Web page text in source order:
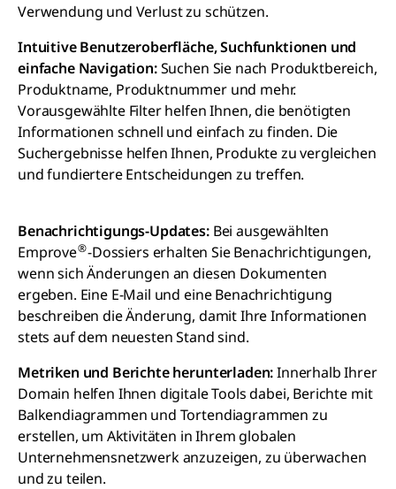
Verwendung und Verlust zu schützen.
Intuitive Benutzeroberfläche, Suchfunktionen und
einfache Navigation:Suchen Sie nach Produktbereich,
Produktname, Produktnummer und mehr.
Vorausgewählte Filter helfen Ihnen, die benötigten
Informationen schnell und einfach zu finden. Die
Suchergebnisse helfen Ihnen, Produkte zu vergleichen
und fundiertere Entscheidungen zu treffen.
Benachrichtigungs-Updates:Bei ausgewählten
Emprove®-Dossiers erhalten Sie Benachrichtigungen,
wenn sich Änderungen an diesen Dokumenten
ergeben. Eine E-Mail und eine Benachrichtigung
beschreiben die Änderung, damit Ihre Informationen
stets auf dem neuesten Stand sind.
Metriken und Berichte herunterladen:Innerhalb Ihrer
Domain helfen Ihnen digitale Tools dabei, Berichte mit
Balkendiagrammen und Tortendiagrammen zu
erstellen, um Aktivitäten in Ihrem globalen
Unternehmensnetzwerk anzuzeigen, zu überwachen
und zu teilen.